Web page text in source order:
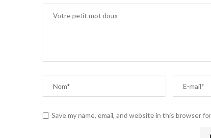
Save my name, email, and website in this browser